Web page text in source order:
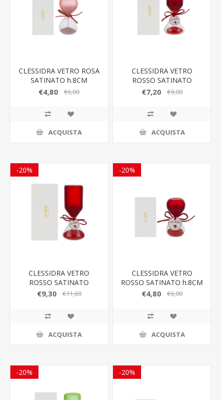
CLESSIDRA VETRO ROSA
SATINATO h.8CM
C/ASTUCCIO
€4,80 €6,00
ACQUISTA
CLESSIDRA VETRO
ROSSO SATINATO
h.12CM C/ASTUCCIO
€7,20 €9,00
ACQUISTA
-20%
CLESSIDRA VETRO
ROSSO SATINATO
h.15CM C/ASTUCCIO
€9,30 €11,60
ACQUISTA
-20%
CLESSIDRA VETRO
ROSSO SATINATO h.8CM
C/ASTUCCIO
€4,80 €6,00
ACQUISTA
-20% -20%